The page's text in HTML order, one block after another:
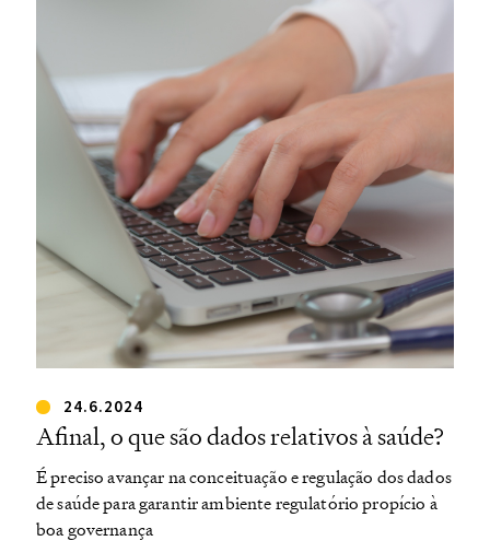
24.6.2024
Afinal, o que são dados relativos à saúde?
É preciso avançar na conceituação e regulação dos dados
de saúde para garantir ambiente regulatório propício à
boa governança